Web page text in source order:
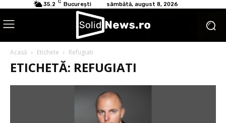
35.2 C București sâmbătă, august 8, 2026
Acasă Etichete Refugiati
ETICHETĂ: REFUGIATI